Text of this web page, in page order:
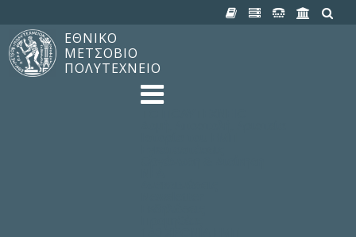
ΕΘΝΙΚΟ
ΜΕΤΣΟΒΙΟ
ΠΟΛΥΤΕΧΝΕΙΟ